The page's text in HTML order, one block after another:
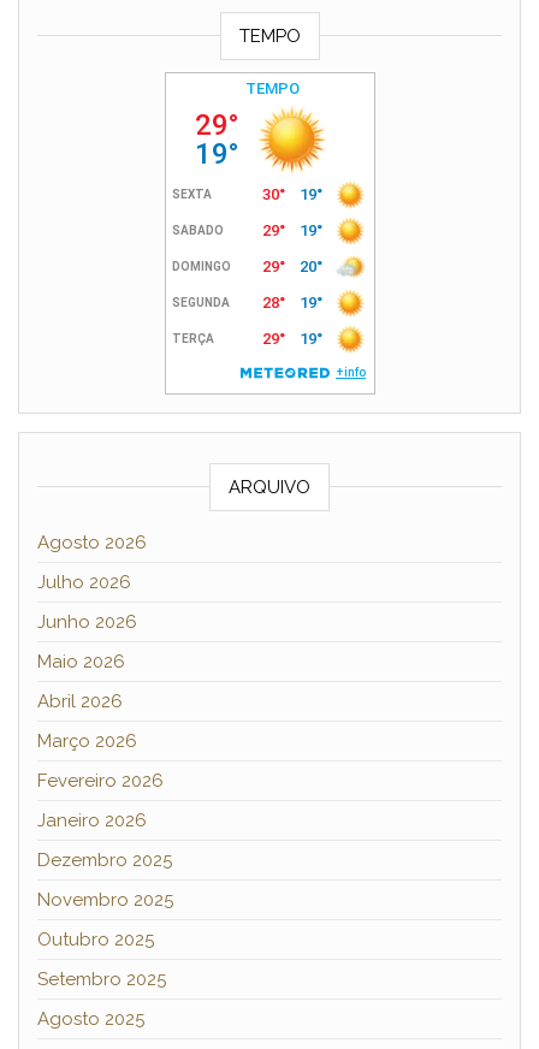
TEMPO
ARQUIVO
Agosto 2026
Julho 2026
Junho 2026
Maio 2026
Abril 2026
Março 2026
Fevereiro 2026
Janeiro 2026
Dezembro 2025
Novembro 2025
Outubro 2025
Setembro 2025
Agosto 2025